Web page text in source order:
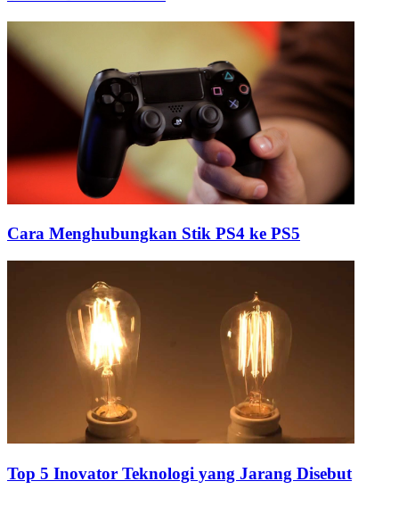
Cara Menghubungkan Stik PS4 ke PS5
Top 5 Inovator Teknologi yang Jarang Disebut